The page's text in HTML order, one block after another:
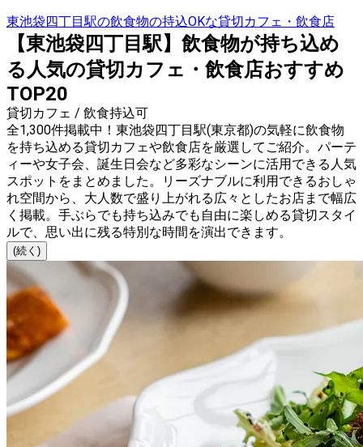
東池袋四丁目駅の飲食物の持込OKな貸切カフェ・飲食店
【東池袋四丁目駅】飲食物が持ち込め
る人気の貸切カフェ・飲食店おすすめ
TOP20
貸切カフェ / 飲食持込可
全1,300件掲載中！東池袋四丁目駅(東京都)の気軽に飲食物
を持ち込める貸切カフェや飲食店を厳選してご紹介。パーテ
ィーや女子会、誕生日会など多彩なシーンに活用できる人気
スポットをまとめました。リーズナブルに利用できるおしゃ
れ空間から、大人数で盛り上がれる広々としたお店まで幅広
く掲載。手ぶらでも持ち込みでも自由に楽しめる貸切スタイ
ルで、思い出に残る特別な時間を演出できます。
(続く)